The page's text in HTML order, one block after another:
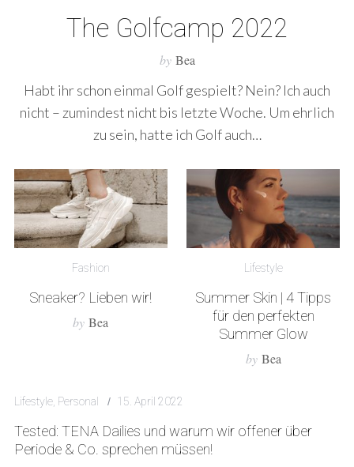
The Golfcamp 2022
by Bea
Habt ihr schon einmal Golf gespielt? Nein? Ich auch
nicht – zumindest nicht bis letzte Woche. Um ehrlich
zu sein, hatte ich Golf auch…
Fashion
Sneaker? Lieben wir!
by Bea
Lifestyle
Summer Skin | 4 Tipps
für den perfekten
Summer Glow
by Bea
Lifestyle, Personal 15. April 2022
Tested: TENA Dailies und warum wir offener über
Periode & Co. sprechen müssen!